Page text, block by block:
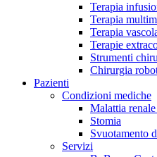
Campione stomia o cateteri
Richiedi gratuitamente un
Trova la tua opportunità di
Scopri le opportunità di
Terapia
Terapia
Terapia
Terapie
Strumenti
Chirurgia
Pazienti
Condizioni mediche
Malattia
Stomia
Svuotamento
Servizi